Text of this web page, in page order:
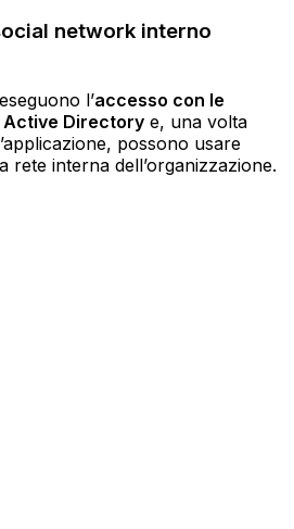
network interno
l’accesso con le
Directory e, una volta
possono usare
rete interna dell’organizzazione.